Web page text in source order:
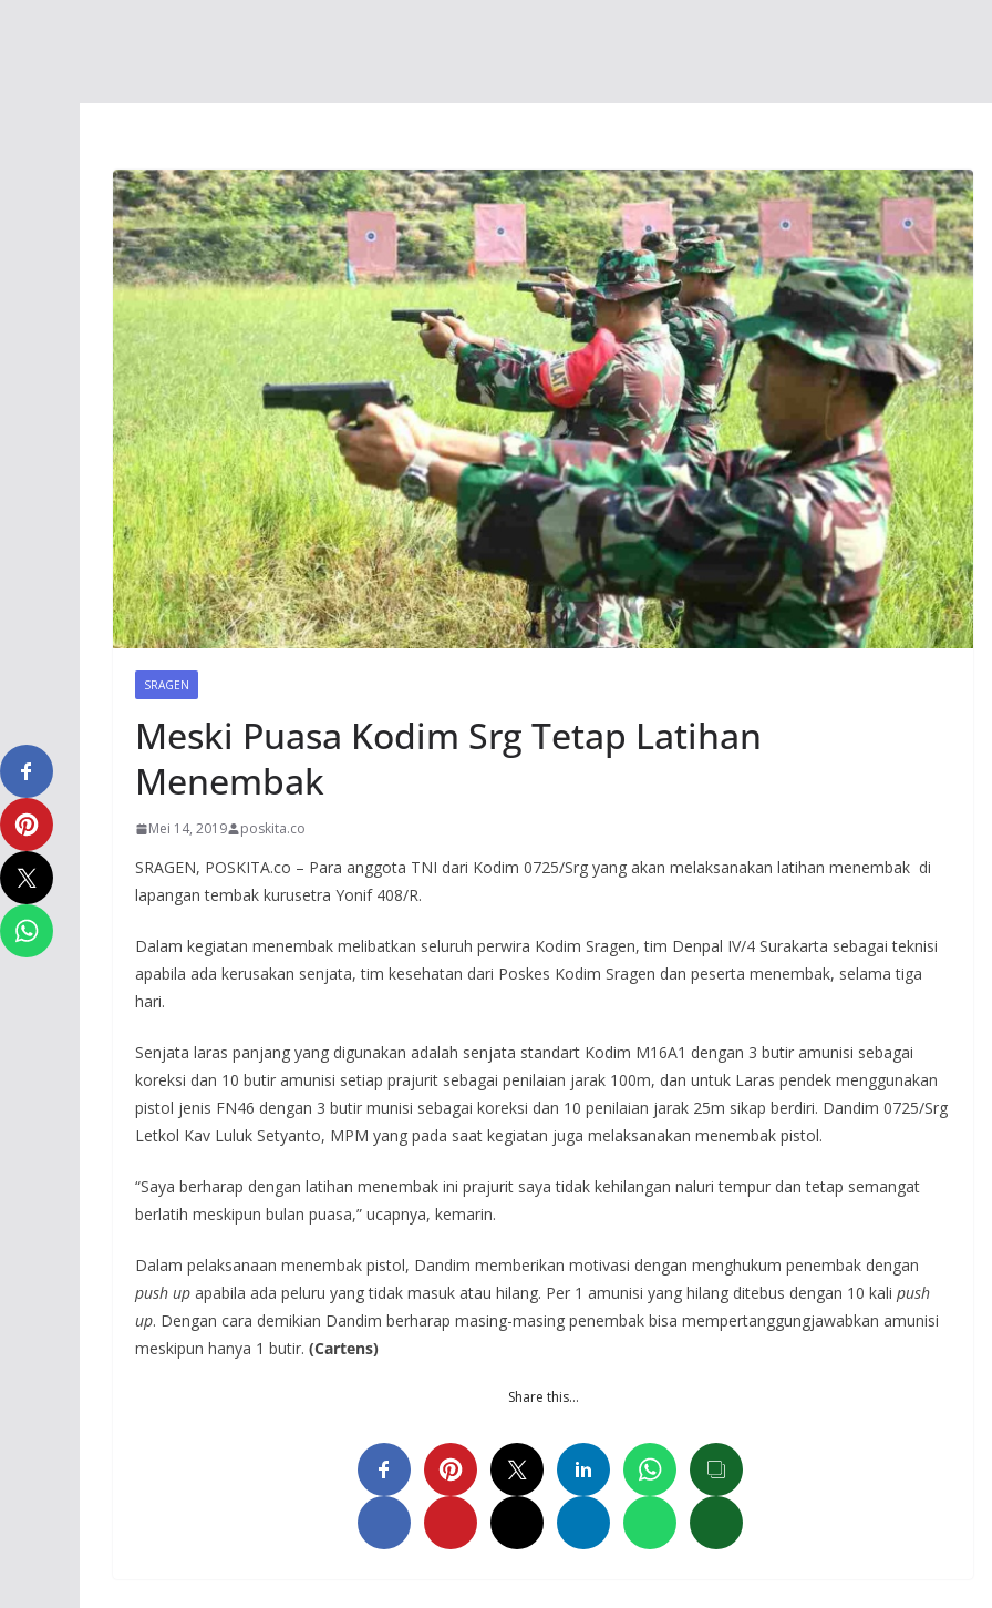
SRAGEN
Meski Puasa Kodim Srg Tetap Latihan
Menembak
Mei 14, 2019 poskita.co
SRAGEN, POSKITA.co – Para anggota TNI dari Kodim 0725/Srg yang akan melaksanakan latihan menembak di
lapangan tembak kurusetra Yonif 408/R.
Dalam kegiatan menembak melibatkan seluruh perwira Kodim Sragen, tim Denpal IV/4 Surakarta sebagai teknisi
apabila ada kerusakan senjata, tim kesehatan dari Poskes Kodim Sragen dan peserta menembak, selama tiga
hari.
Senjata laras panjang yang digunakan adalah senjata standart Kodim M16A1 dengan 3 butir amunisi sebagai
koreksi dan 10 butir amunisi setiap prajurit sebagai penilaian jarak 100m, dan untuk Laras pendek menggunakan
pistol jenis FN46 dengan 3 butir munisi sebagai koreksi dan 10 penilaian jarak 25m sikap berdiri. Dandim 0725/Srg
Letkol Kav Luluk Setyanto, MPM yang pada saat kegiatan juga melaksanakan menembak pistol.
“Saya berharap dengan latihan menembak ini prajurit saya tidak kehilangan naluri tempur dan tetap semangat
berlatih meskipun bulan puasa,” ucapnya, kemarin.
Dalam pelaksanaan menembak pistol, Dandim memberikan motivasi dengan menghukum penembak dengan
push up apabila ada peluru yang tidak masuk atau hilang. Per 1 amunisi yang hilang ditebus dengan 10 kali push
up. Dengan cara demikian Dandim berharap masing-masing penembak bisa mempertanggungjawabkan amunisi
meskipun hanya 1 butir. (Cartens)
Share this…